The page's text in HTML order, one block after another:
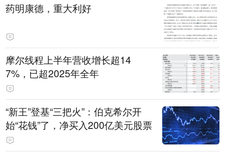
药明康德，重大利好
摩尔线程上半年营收增长超14
7%，已超2025年全年
“新王”登基“三把火”：伯克希尔开
始“花钱”了，净买入200亿美元股票